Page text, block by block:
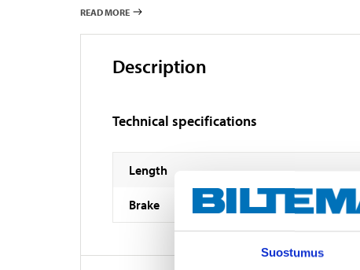
Suostumus
READ MORE
Description
Technical specifications
Length
Brake